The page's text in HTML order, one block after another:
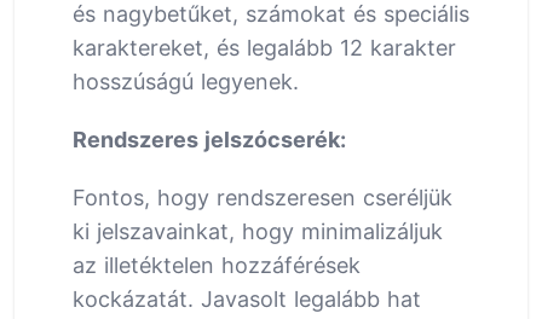
és nagybetűket, számokat és speciális
karaktereket, és legalább 12 karakter
hosszúságú legyenek.
Rendszeres jelszócserék:
Fontos, hogy rendszeresen cseréljük
ki jelszavainkat, hogy minimalizáljuk
az illetéktelen hozzáférések
kockázatát. Javasolt legalább hat